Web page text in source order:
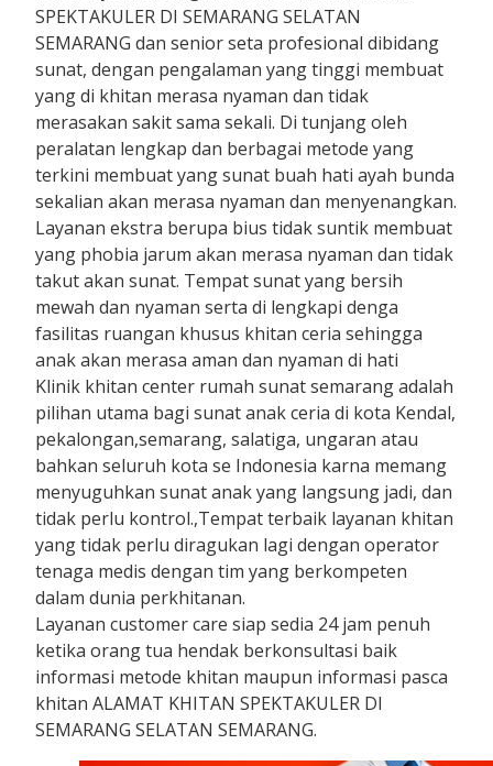
SPEKTAKULER DI SEMARANG SELATAN
SEMARANG dan senior seta profesional dibidang
sunat, dengan pengalaman yang tinggi membuat
yang di khitan merasa nyaman dan tidak
merasakan sakit sama sekali. Di tunjang oleh
peralatan lengkap dan berbagai metode yang
terkini membuat yang sunat buah hati ayah bunda
sekalian akan merasa nyaman dan menyenangkan.
Layanan ekstra berupa bius tidak suntik membuat
yang phobia jarum akan merasa nyaman dan tidak
takut akan sunat. Tempat sunat yang bersih
mewah dan nyaman serta di lengkapi denga
fasilitas ruangan khusus khitan ceria sehingga
anak akan merasa aman dan nyaman di hati
Klinik khitan center rumah sunat semarang adalah
pilihan utama bagi sunat anak ceria di kota Kendal,
pekalongan,semarang, salatiga, ungaran atau
bahkan seluruh kota se Indonesia karna memang
menyuguhkan sunat anak yang langsung jadi, dan
tidak perlu kontrol.,Tempat terbaik layanan khitan
yang tidak perlu diragukan lagi dengan operator
tenaga medis dengan tim yang berkompeten
dalam dunia perkhitanan.
Layanan customer care siap sedia 24 jam penuh
ketika orang tua hendak berkonsultasi baik
informasi metode khitan maupun informasi pasca
khitan ALAMAT KHITAN SPEKTAKULER DI
SEMARANG SELATAN SEMARANG.